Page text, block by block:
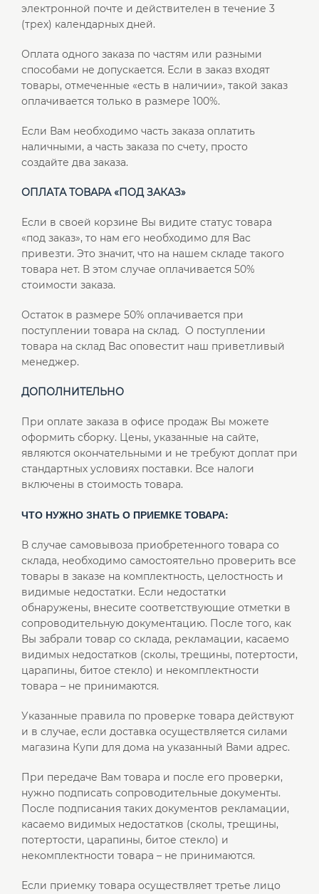
электронной почте и действителен в течение 3
(трех) календарных дней.
Оплата одного заказа по частям или разными
способами не допускается. Если в заказ входят
товары, отмеченные «есть в наличии», такой заказ
оплачивается только в размере 100%.
Если Вам необходимо часть заказа оплатить
наличными, а часть заказа по счету, просто
создайте два заказа.
ОПЛАТА ТОВАРА «ПОД ЗАКАЗ»
Если в своей корзине Вы видите статус товара
«под заказ», то нам его необходимо для Вас
привезти. Это значит, что на нашем складе такого
товара нет. В этом случае оплачивается 50%
стоимости заказа.
Остаток в размере 50% оплачивается при
поступлении товара на склад. О поступлении
товара на склад Вас оповестит наш приветливый
менеджер.
ДОПОЛНИТЕЛЬНО
При оплате заказа в офисе продаж Вы можете
оформить сборку. Цены, указанные на сайте,
являются окончательными и не требуют доплат при
стандартных условиях поставки. Все налоги
включены в стоимость товара.
ЧТО НУЖНО ЗНАТЬ О ПРИЕМКЕ ТОВАРА:
В случае самовывоза приобретенного товара со
склада, необходимо самостоятельно проверить все
товары в заказе на комплектность, целостность и
видимые недостатки. Если недостатки
обнаружены, внесите соответствующие отметки в
сопроводительную документацию. После того, как
Вы забрали товар со склада, рекламации, касаемо
видимых недостатков (сколы, трещины, потертости,
царапины, битое стекло) и некомплектности
товара – не принимаются.
Указанные правила по проверке товара действуют
и в случае, если доставка осуществляется силами
магазина Купи для дома на указанный Вами адрес.
При передаче Вам товара и после его проверки,
нужно подписать сопроводительные документы.
После подписания таких документов рекламации,
касаемо видимых недостатков (сколы, трещины,
потертости, царапины, битое стекло) и
некомплектности товара – не принимаются.
Если приемку товара осуществляет третье лицо